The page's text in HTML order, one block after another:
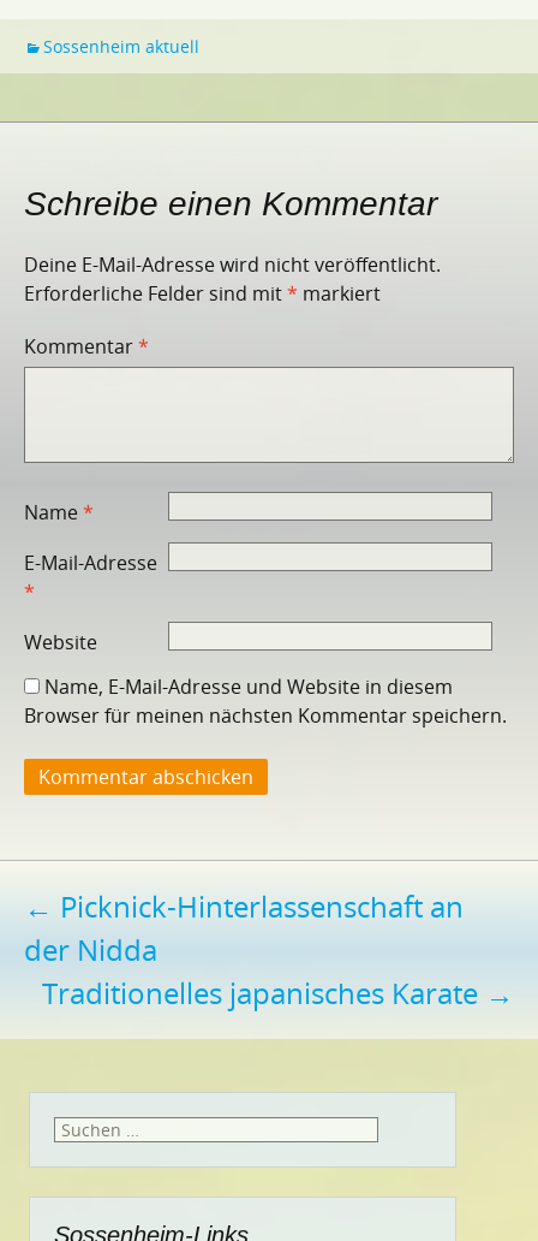
Sossenheim aktuell
Schreibe einen Kommentar
Deine E-Mail-Adresse wird nicht veröffentlicht.
Erforderliche Felder sind mit* markiert
Kommentar*
Name*
E-Mail-Adresse
*
Website
Name, E-Mail-Adresse und Website in diesem
Browser für meinen nächsten Kommentar speichern.
Beitragsnavigation
← Picknick-Hinterlassenschaft an
der Nidda
Traditionelles japanisches Karate →
Suchen
Sossenheim-Links